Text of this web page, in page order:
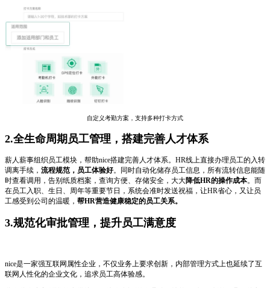
自定义考勤方案，支持多种打卡方式
2.全生命周期员工管理，搭建完善人才体系
薪人薪事组织员工模块，帮助nice搭建完善人才体系。HR线上直接办理员工的入转
调离手续， 流程规范，员工体验好。同时自动化储存员工信息，所有流转信息能随
时查看调用，告别纸质档案，查询方便、存储安全，大大降低HR的操作成本。而
在员工入职、生日、周年等重要节日，系统会准时发送祝福，让HR省心，又让员
工感受到公司的温暖， 帮HR营造健康稳定的员工关系。
3.规范化审批管理，提升员工满意度
nice是一家强互联网属性企业，不仅业务上要求创新，内部管理方式上也延续了互
联网人性化的企业文化，追求员工高体验感。